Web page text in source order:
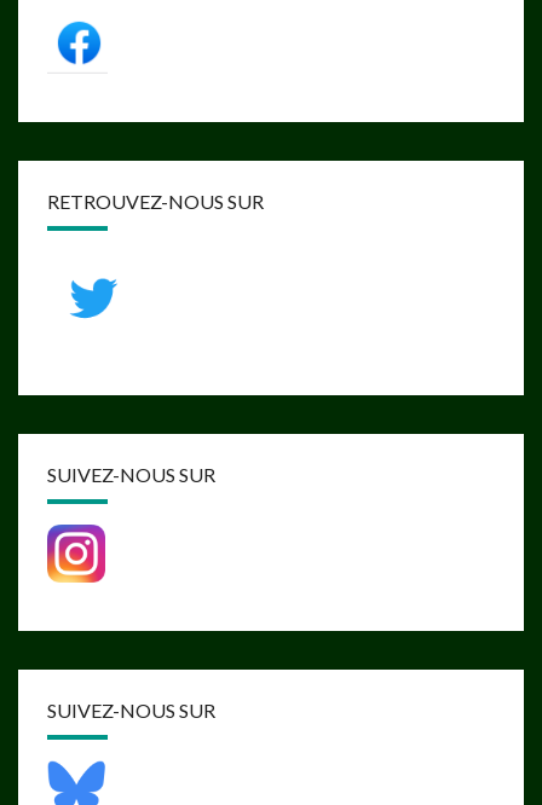
RETROUVEZ-NOUS SUR
SUIVEZ-NOUS SUR
SUIVEZ-NOUS SUR